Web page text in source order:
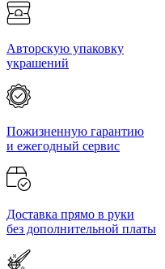
Авторскую упаковку
украшений
Пожизненную гарантию
и ежегодный сервис
Доставка прямо в руки
без дополнительной платы